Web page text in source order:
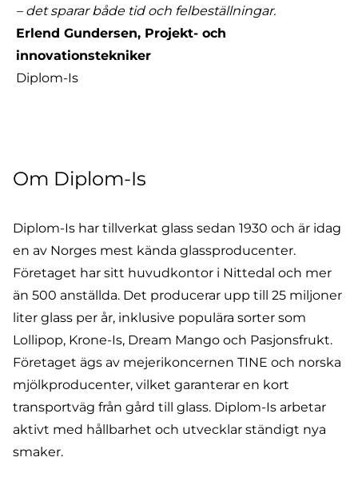
– det sparar både tid och felbeställningar.
Erlend Gundersen, Projekt- och
innovationstekniker
Diplom-Is
Om Diplom-Is
Diplom-Is har tillverkat glass sedan 1930 och är idag
en av Norges mest kända glassproducenter.
Företaget har sitt huvudkontor i Nittedal och mer
än 500 anställda. Det producerar upp till 25 miljoner
liter glass per år, inklusive populära sorter som
Lollipop, Krone-Is, Dream Mango och Pasjonsfrukt.
Företaget ägs av mejerikoncernen TINE och norska
mjölkproducenter, vilket garanterar en kort
transportväg från gård till glass. Diplom-Is arbetar
aktivt med hållbarhet och utvecklar ständigt nya
smaker.